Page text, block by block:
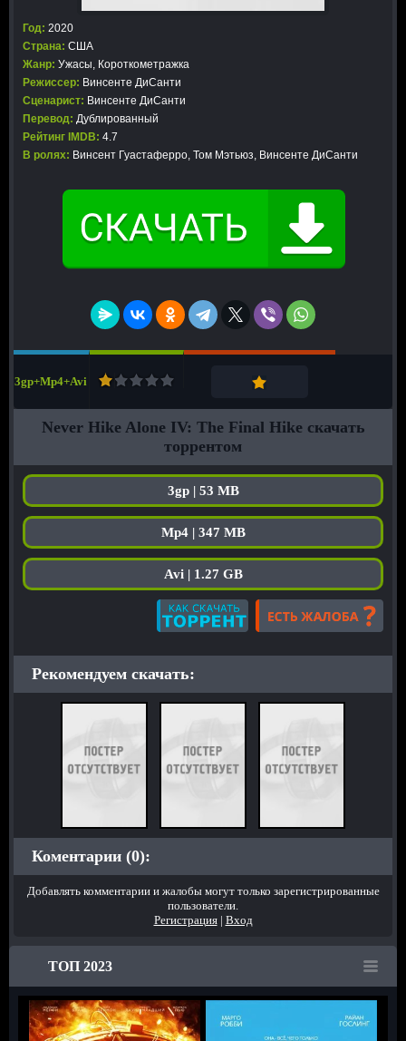
Год: 2020
Страна: США
Жанр: Ужасы, Короткометражка
Режиссер: Винсенте ДиСанти
Сценарист: Винсенте ДиСанти
Перевод: Дублированный
Рейтинг IMDB: 4.7
В ролях: Винсент Гуастаферро, Том Мэтьюз, Винсенте ДиСанти
3gp+Mp4+Avi
Never Hike Alone IV: The Final Hike скачать
торрентом
3gp | 53 MB
Mp4 | 347 MB
Avi | 1.27 GB
Рекомендуем скачать:
Коментарии (0):
Добавлять комментарии и жалобы могут только зарегистрированные
пользователи.
Регистрация| Вход
ТОП 2023